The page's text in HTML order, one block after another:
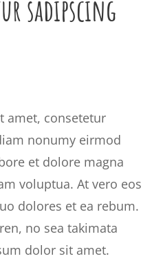
sadipscing
amet, consetetur
nonumy eirmod
et dolore magna
voluptua. At vero eos
dolores et ea rebum.
no sea takimata
dolor sit amet.